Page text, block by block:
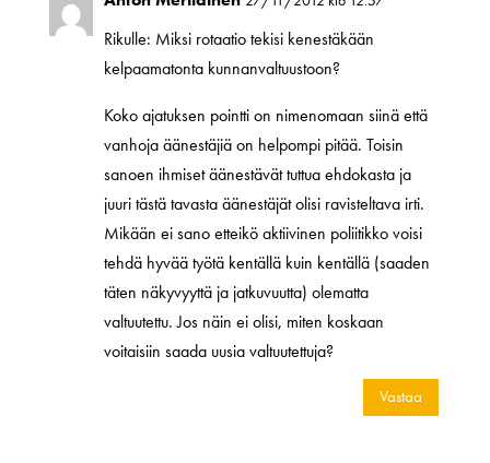
Rikulle: Miksi rotaatio tekisi kenestäkään
kelpaamatonta kunnanvaltuustoon?
Koko ajatuksen pointti on nimenomaan siinä että
vanhoja äänestäjiä on helpompi pitää. Toisin
sanoen ihmiset äänestävät tuttua ehdokasta ja
juuri tästä tavasta äänestäjät olisi ravisteltava irti.
Mikään ei sano etteikö aktiivinen poliitikko voisi
tehdä hyvää työtä kentällä kuin kentällä (saaden
täten näkyvyyttä ja jatkuvuutta) olematta
valtuutettu. Jos näin ei olisi, miten koskaan
voitaisiin saada uusia valtuutettuja?
Vastaa